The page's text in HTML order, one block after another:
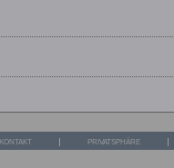
KONTAKT PRIVATSPHÄRE